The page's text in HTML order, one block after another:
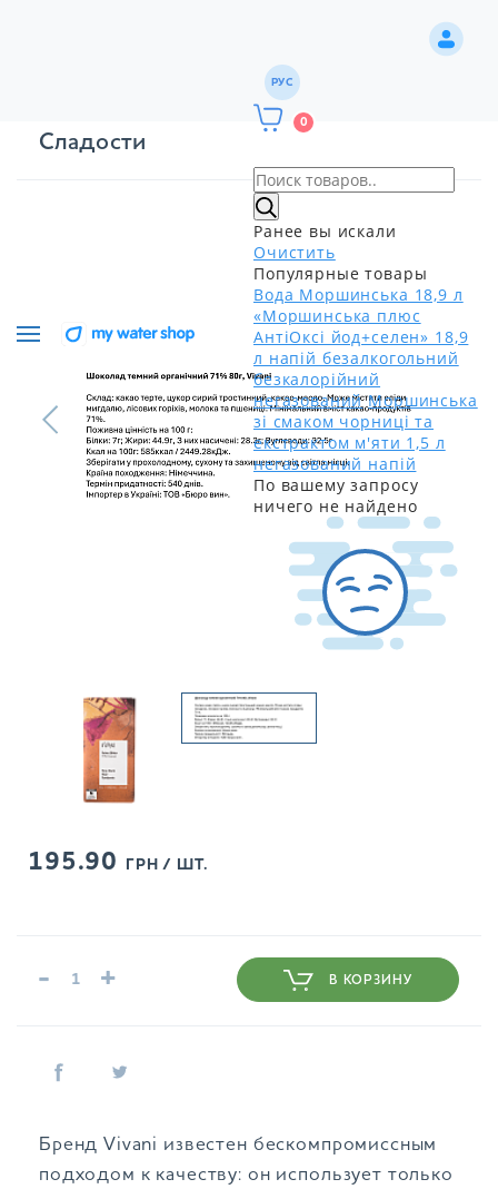
РУС
0
Ранее вы искали
Очистить
Популярные товары
Вода Моршинська 18,9 л
«Моршинська плюс
АнтіОксі йод+селен» 18,9
л напій безалкогольний
безкалорійний
негазований Моршинська
зі смаком чорниці та
екстрактом м'яти 1,5 л
негазований напій
По вашему запросу
ничего не найдено
Сладости
195.90 ГРН / ШТ.
- + В КОРЗИНУ
Бренд Vivani известен бескомпромиссным
подходом к качеству: он использует только